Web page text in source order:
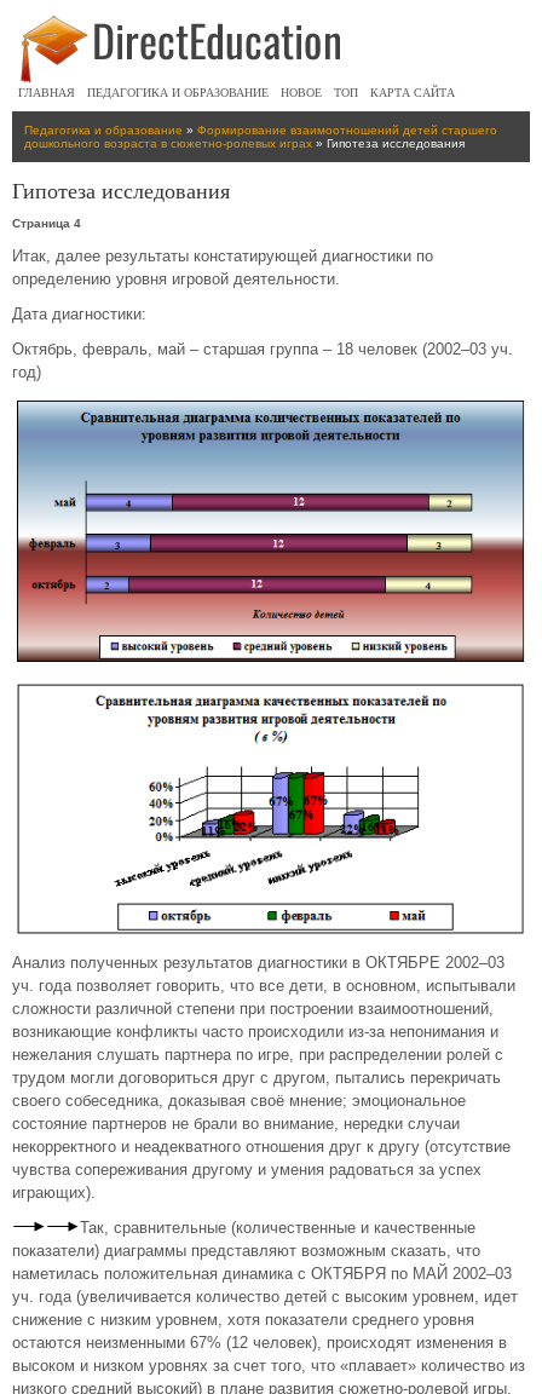
ГЛАВНАЯ ПЕДАГОГИКА И ОБРАЗОВАНИЕ НОВОЕ ТОП КАРТА САЙТА
Педагогика и образование » Формирование взаимоотношений детей старшего
дошкольного возраста в сюжетно-ролевых играх » Гипотеза исследования
Гипотеза исследования
Страница 4
Итак, далее результаты констатирующей диагностики по
определению уровня игровой деятельности.
Дата диагностики:
Октябрь, февраль, май – старшая группа – 18 человек (2002–03 уч.
год)
Анализ полученных результатов диагностики в ОКТЯБРЕ 2002–03
уч. года позволяет говорить, что все дети, в основном, испытывали
сложности различной степени при построении взаимоотношений,
возникающие конфликты часто происходили из-за непонимания и
нежелания слушать партнера по игре, при распределении ролей с
трудом могли договориться друг с другом, пытались перекричать
своего собеседника, доказывая своё мнение; эмоциональное
состояние партнеров не брали во внимание, нередки случаи
некорректного и неадекватного отношения друг к другу (отсутствие
чувства сопереживания другому и умения радоваться за успех
играющих).
Так, сравнительные (количественные и качественные
показатели) диаграммы представляют возможным сказать, что
наметилась положительная динамика с ОКТЯБРЯ по МАЙ 2002–03
уч. года (увеличивается количество детей с высоким уровнем, идет
снижение с низким уровнем, хотя показатели среднего уровня
остаются неизменными 67% (12 человек), происходят изменения в
высоком и низком уровнях за счет того, что «плавает» количество из
низкого средний высокий) в плане развития сюжетно-ролевой игры,